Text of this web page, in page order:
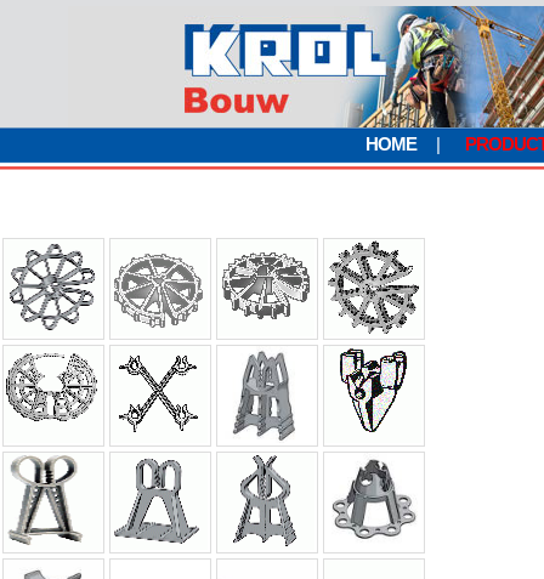
HOME|